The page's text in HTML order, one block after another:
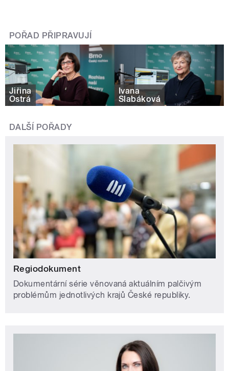
POŘAD PŘIPRAVUJÍ
Jiřina
Ostrá
Ivana
Slabáková
DALŠÍ POŘADY
Regiodokument
Dokumentární série věnovaná aktuálním palčivým
problémům jednotlivých krajů České republiky.